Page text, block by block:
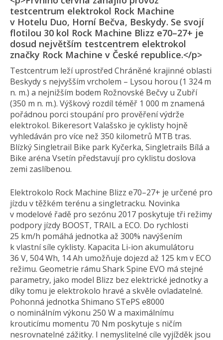
testcentrum elektrokol Rock Machine
v Hotelu Duo, Horní Bečva, Beskydy. Se svojí
flotilou 30 kol Rock Machine Blizz e70–27+ je
dosud největším testcentrem elektrokol
značky Rock Machine v České republice.</p>
Testcentrum leží uprostřed Chráněné krajinné oblasti
Beskydy s nejvyšším vrcholem – Lysou horou (1 324 m
n. m.) a nejnižším bodem Rožnovské Bečvy u Zubří
(350 m n. m.). Výškový rozdíl téměř 1 000 m znamená
pořádnou porci stoupání pro prověření výdrže
elektrokol. Bikeresort Valašsko je cyklisty hojně
vyhledáván pro více než 350 kilometrů MTB tras.
Blízký Singletrail Bike park Kyčerka, Singletrails Bílá a
Bike aréna Vsetín představují pro cyklistu doslova
zemi zaslíbenou.
Elektrokolo Rock Machine Blizz e70–27+ je určené pro
jízdu v těžkém terénu a singletracku. Novinka
v modelové řadě pro sezónu 2017 poskytuje tři režimy
podpory jízdy BOOST, TRAIL a ECO. Do rychlosti
25 km/h pomáhá jednotka až 300% navýšením
k vlastní síle cyklisty. Kapacita Li-ion akumulátoru
36 V, 504 Wh, 14 Ah umožňuje dojezd až 125 km v ECO
režimu. Geometrie rámu Shark Spine EVO má stejné
parametry, jako model Blizz bez elektrické jednotky a
díky tomu je elektrokolo hravé a skvěle ovladatelné.
Pohonná jednotka Shimano STePS e8000
o nominálním výkonu 250 W a maximálnímu
krouticímu momentu 70 Nm poskytuje s ničím
nesrovnatelné zážitky. I nemyslitelné cíle vyjížděk jsou